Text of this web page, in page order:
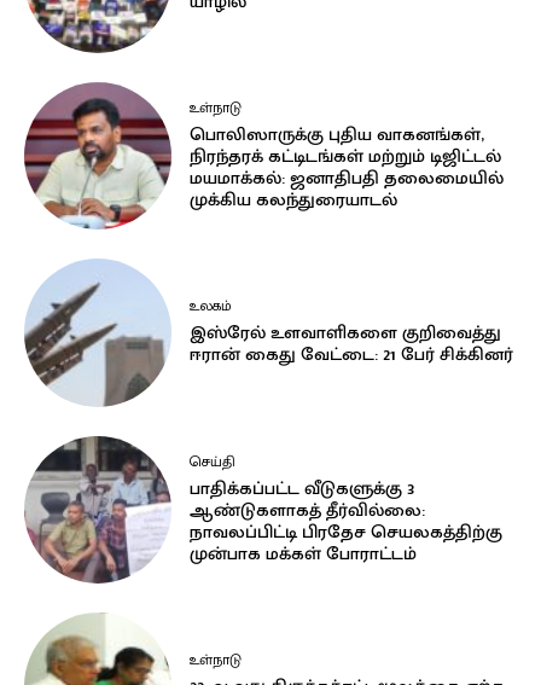
உள்நாடு
பொலிஸாருக்கு புதிய வாகனங்கள்,
நிரந்தரக் கட்டிடங்கள் மற்றும் டிஜிட்டல்
மயமாக்கல்: ஜனாதிபதி தலைமையில்
முக்கிய கலந்துரையாடல்
உலகம்
இஸ்ரேல் உளவாளிகளை குறிவைத்து
ஈரான் கைது வேட்டை: 21 பேர் சிக்கினர்
செய்தி
பாதிக்கப்பட்ட வீடுகளுக்கு 3
ஆண்டுகளாகத் தீர்வில்லை:
நாவலப்பிட்டி பிரதேச செயலகத்திற்கு
முன்பாக மக்கள் போராட்டம்
உள்நாடு